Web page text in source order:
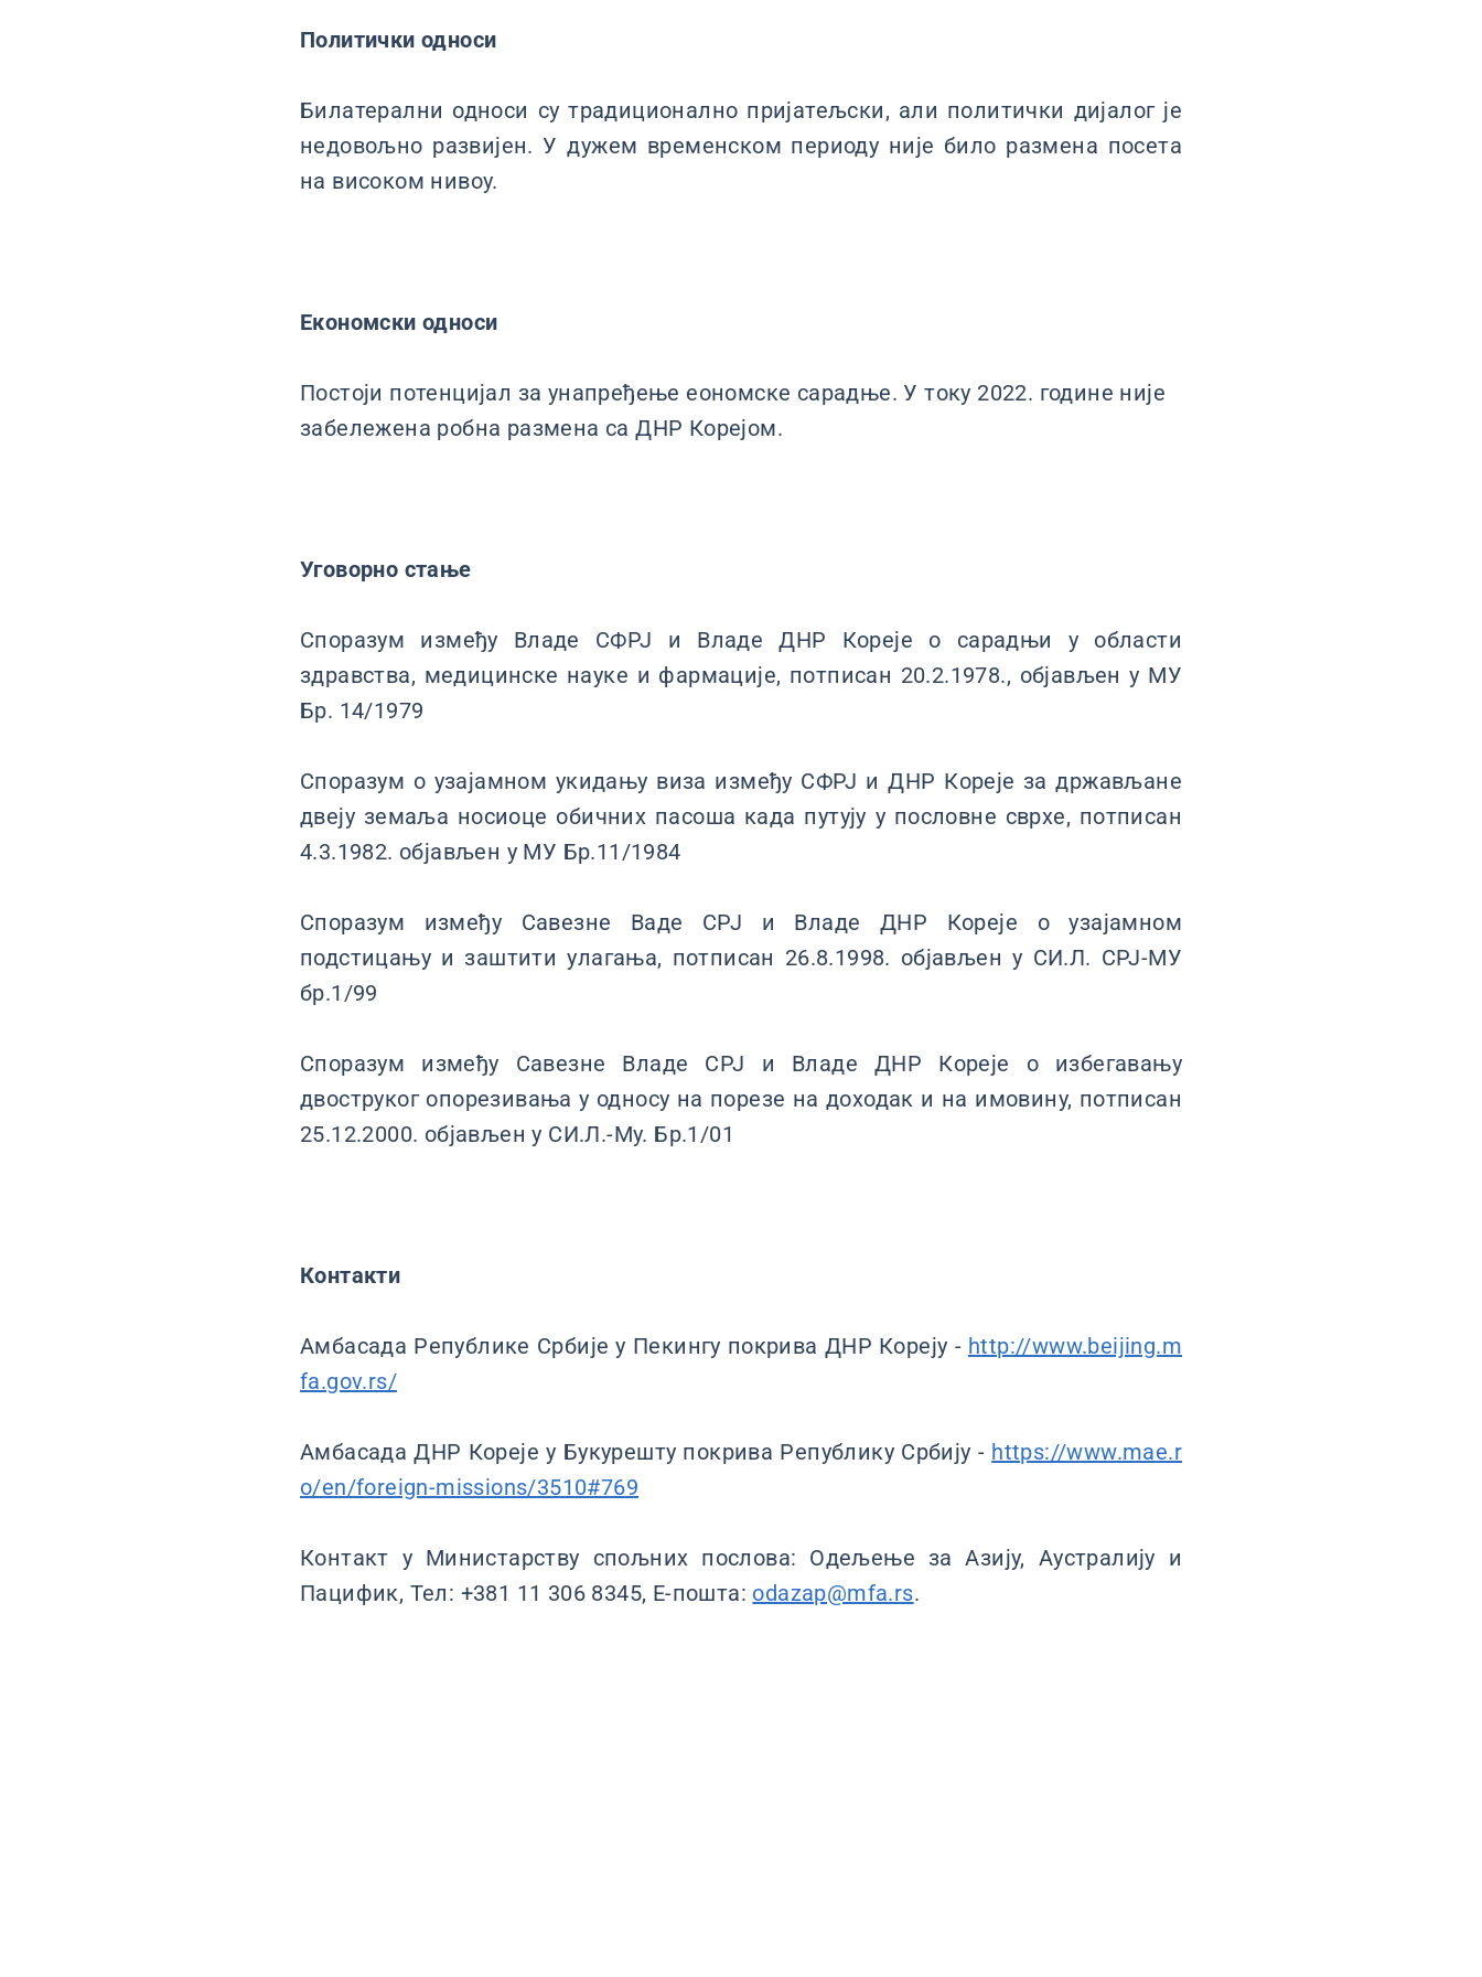
Политички односи
Билатерални односи су традиционално пријатељски, али политички дијалог је
недовољно развијен. У дужем временском периоду није било размена посета
на високом нивоу.
Економски односи
Постоји потенцијал за унапређење еономске сарадње. У току 2022. године није
забележена робна размена са ДНР Корејом.
Уговорно стање
Споразум између Владе СФРЈ и Владе ДНР Кореје о сарадњи у области
здравства, медицинске науке и фармације, потписан 20.2.1978., објављен у МУ
Бр. 14/1979
Споразум о узајамном укидању виза између СФРЈ и ДНР Кореје за држављане
двеју земаља носиоце обичних пасоша када путују у пословне сврхе, потписан
4.3.1982. објављен у МУ Бр.11/1984
Споразум између Савезне Ваде СРЈ и Владе ДНР Кореје о узајамном
подстицању и заштити улагања, потписан 26.8.1998. објављен у СИ.Л. СРЈ-МУ
бр.1/99
Споразум између Савезне Владе СРЈ и Владе ДНР Кореје о избегавању
двоструког опорезивања у односу на порезе на доходак и на имовину, потписан
25.12.2000. објављен у СИ.Л.-Му. Бр.1/01
Контакти
Амбасада Републике Србије у Пекингу покрива ДНР Кореју - http://www.beijing.m
fa.gov.rs/
Амбасада ДНР Кореје у Букурешту покрива Републику Србију - https://www.mae.r
o/en/foreign-missions/3510#769
Контакт у Министарству спољних послова: Одељење за Азију, Аустралију и
Пацифик, Тел: +381 11 306 8345, Е-пошта: odazap@mfa.rs.